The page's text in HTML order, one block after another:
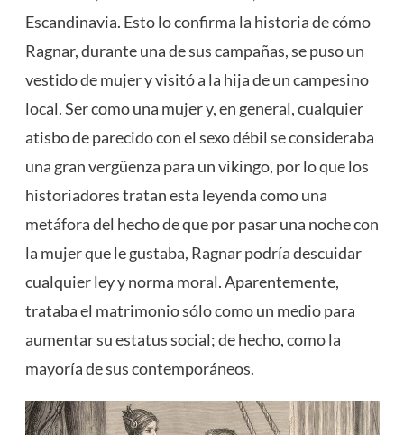
Escandinavia. Esto lo confirma la historia de cómo
Ragnar, durante una de sus campañas, se puso un
vestido de mujer y visitó a la hija de un campesino
local. Ser como una mujer y, en general, cualquier
atisbo de parecido con el sexo débil se consideraba
una gran vergüenza para un vikingo, por lo que los
historiadores tratan esta leyenda como una
metáfora del hecho de que por pasar una noche con
la mujer que le gustaba, Ragnar podría descuidar
cualquier ley y norma moral. Aparentemente,
trataba el matrimonio sólo como un medio para
aumentar su estatus social; de hecho, como la
mayoría de sus contemporáneos.